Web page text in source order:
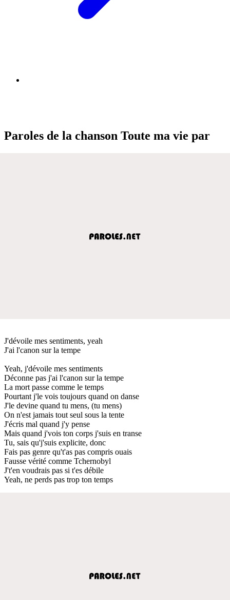
Paroles de la chanson Toute ma vie par
J'dévoile mes sentiments, yeah
J'ai l'canon sur la tempe
Yeah, j'dévoile mes sentiments
Déconne pas j'ai l'canon sur la tempe
La mort passe comme le temps
Pourtant j'le vois toujours quand on danse
J'le devine quand tu mens, (tu mens)
On n'est jamais tout seul sous la tente
J'écris mal quand j'y pense
Mais quand j'vois ton corps j'suis en transe
Tu, sais qu'j'suis explicite, donc
Fais pas genre qu't'as pas compris ouais
Fausse vérité comme Tchernobyl
J't'en voudrais pas si t'es débile
Yeah, ne perds pas trop ton temps